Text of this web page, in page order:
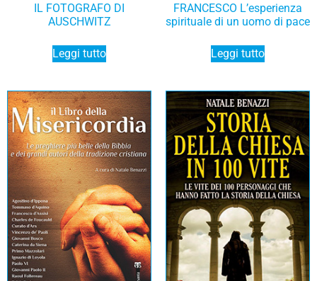
IL FOTOGRAFO DI
AUSCHWITZ
Leggi tutto
FRANCESCO L’esperienza
spirituale di un uomo di pace
Leggi tutto